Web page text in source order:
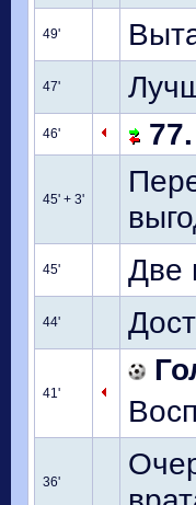
49'
47'
46'
45' + 3'
45' Две
44'
41'
36'